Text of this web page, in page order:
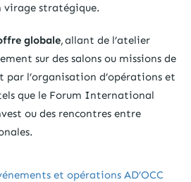
virage stratégique.
globale, allant de l’atelier
sur des salons ou missions de
par l’organisation d’opérations et
que le Forum International
ou des rencontres entre
et opérations AD’OCC